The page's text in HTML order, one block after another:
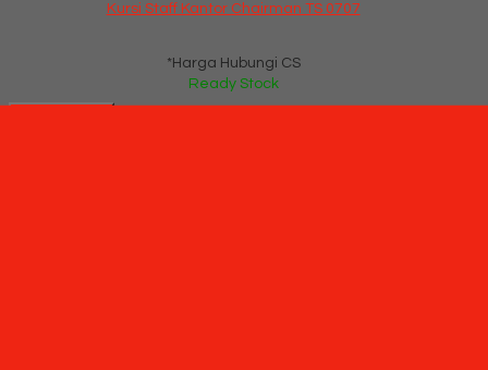
Kursi Staff Kantor Chairman TS 0707
*Harga Hubungi CS
Ready Stock